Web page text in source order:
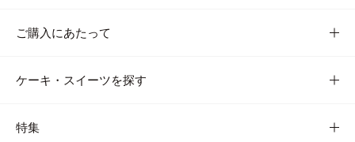
ご購入にあたって
ケーキ・スイーツを探す
特集